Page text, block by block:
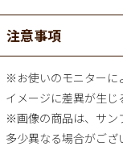
注意事項
※お使いのモニターに
イメージに差異が生じ
※画像の商品は、サン
多少異なる場合がござ